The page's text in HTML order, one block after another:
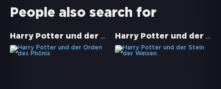
People also search for
Harry Potter und der Orden des Phönix Harry Potter und der Stein der Weisen